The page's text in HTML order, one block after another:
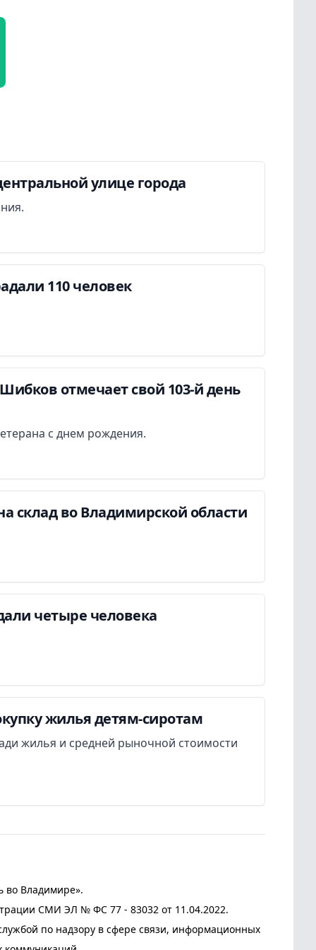
улице города
110 человек
отмечает свой 103-й день
с днем рождения.
склад во Владимирской области
четыре человека
жилья детям-сиротам
жилья и средней рыночной стоимости
во Владимире».
СМИ ЭЛ № ФС 77 - 83032 от 11.04.2022.
по надзору в сфере связи, информационных